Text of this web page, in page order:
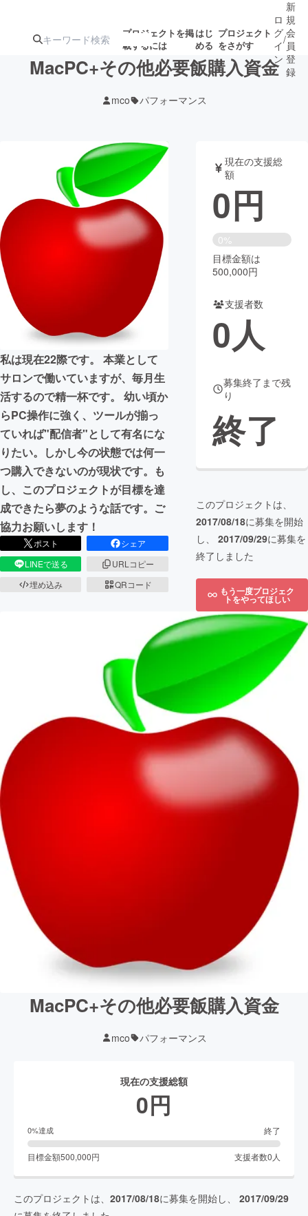
プロジェクトを掲
載するには
はじ
める
プロジェクト
をさがす
アート・写真
テクノロジー・ガジェット ゲーム・サ
書籍・雑誌
チャレンジ
まちづくり・地域活性化
CAMPFIRE for Social Good
CAMPFIRE Creation
CAMPFIREふるさと納税machi-ya コミュニティ
ロ
グ
イ
ン
/
新
規
会
員
登
録
MacPC+その他必要飯購入資金
mco パフォーマンス
私は現在22際です。 本業として
サロンで働いていますが、毎月生
活するので精一杯です。 幼い頃か
らPC操作に強く、ツールが揃っ
ていれば"配信者"として有名にな
りたい。しかし今の状態では何一
つ購入できないのが現状です。も
し、このプロジェクトが目標を達
成できたら夢のような話です。ご
協力お願いします！
ポスト
シェア
LINEで送る
URLコピー
埋め込み
QRコード
現在の支援総
額
0円
0%
目標金額は
500,000円
支援者数
0人
募集終了まで残
り
終了
このプロジェクトは、
2017/08/18に募集を開始
し、 2017/09/29に募集を
終了しました
もう一度プロジェク
トをやってほしい
MacPC+その他必要飯購入資金
mco パフォーマンス
現在の支援総額
0円
0%達成 終了
目標金額500,000円 支援者数0 人
このプロジェクトは、 2017/08/18に募集を開始し、 2017/09/29